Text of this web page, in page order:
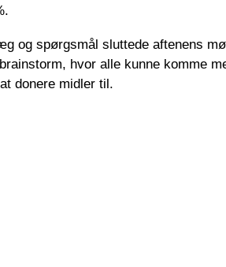
og spørgsmål sluttede aftenens
hvor alle kunne komme
donere midler til.